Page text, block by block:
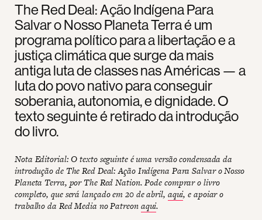
The Red Deal: Ação Indígena Para
Salvar o Nosso Planeta Terra é um
programa político para a libertação e a
justiça climática que surge da mais
antiga luta de classes nas Américas — a
luta do povo nativo para conseguir
soberania, autonomia, e dignidade. O
texto seguinte é retirado da introdução
do livro.
Nota Editorial: O texto seguinte é uma versão condensada da
introdução de The Red Deal: Ação Indígena Para Salvar o Nosso
Planeta Terra, por The Red Nation. Pode comprar o livro
completo, que será lançado em 20 de abril, aqui, e apoiar o
trabalho da Red Media no Patreonaqui.